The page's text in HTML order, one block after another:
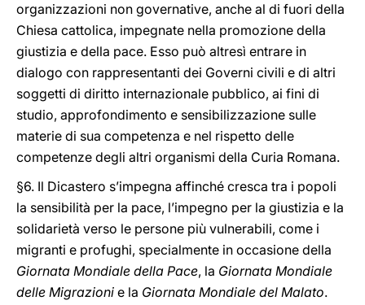
organizzazioni non governative, anche al di fuori della
Chiesa cattolica, impegnate nella promozione della
giustizia e della pace. Esso può altresì entrare in
dialogo con rappresentanti dei Governi civili e di altri
soggetti di diritto internazionale pubblico, ai fini di
studio, approfondimento e sensibilizzazione sulle
materie di sua competenza e nel rispetto delle
competenze degli altri organismi della Curia Romana.
§6. Il Dicastero s’impegna affinché cresca tra i popoli
la sensibilità per la pace, l’impegno per la giustizia e la
solidarietà verso le persone più vulnerabili, come i
migranti e profughi, specialmente in occasione della
Giornata Mondiale della Pace, la Giornata Mondiale
delle Migrazioni e la Giornata Mondiale del Malato.